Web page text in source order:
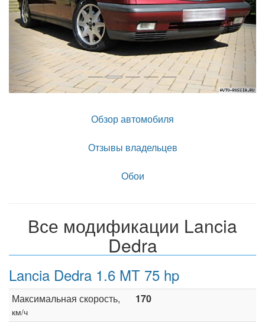
Обзор автомобиля
Отзывы владельцев
Обои
Все модификации Lancia
Dedra
Lancia Dedra 1.6 MT 75 hp
Максимальная скорость,
км/ч
170